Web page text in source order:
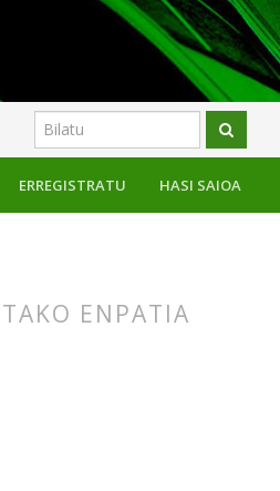
ERREGISTRATU HASI SAIOA
ENPATIA